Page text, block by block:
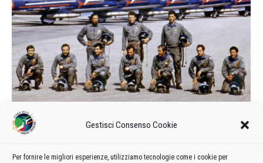
Gestisci Consenso Cookie
Per fornire le migliori esperienze, utilizziamo tecnologie come i cookie per
Calendario delle manifestazioni e
formazione del 1974
admin8235 12 Aprile 2020 Lascia un commento